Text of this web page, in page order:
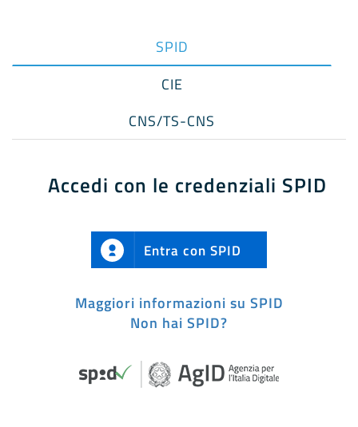
SPID
CIE
CNS/TS-CNS
Accedi con le credenziali SPID
Entra con SPID
Maggiori informazioni su SPID
Non hai SPID?